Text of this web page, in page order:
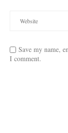
Save my name,
I comment.